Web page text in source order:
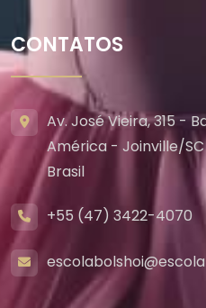
CONTATOS
Av. José Vieira, 315 -
América - Joinville/
Brasil
+55 (47) 3422-4070